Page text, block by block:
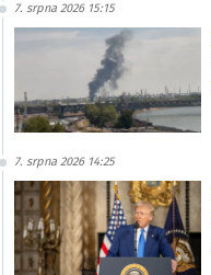
7. srpna 2026 15:15
7. srpna 2026 14:25